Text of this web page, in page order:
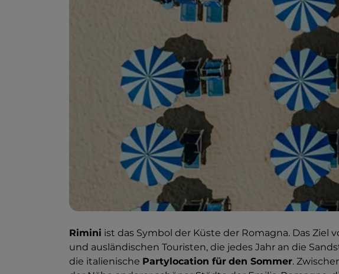
Rimini ist das Symbol der Küste der Romagna. Das Ziel
und ausländischen Touristen, die jedes Jahr an die
die italienische Partylocation für den Sommer.